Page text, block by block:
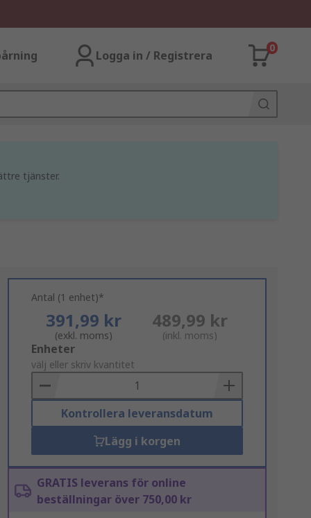
Logga in / Registrera
0
tjänster.
Antal (1 enhet)*
391,99 kr
(exkl. moms)
489,99 kr
(inkl. moms)
Add
to
Basket
Enheter
välj eller skriv kvantitet
Kontrollera leveransdatum
Lägg i korgen
GRATIS leverans för online
beställningar över 750,00 kr